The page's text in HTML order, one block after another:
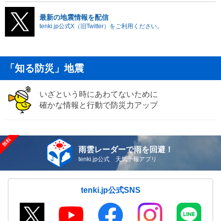
最新の地震情報を配信
tenki.jp公式X（旧Twitter）をご利用ください。
「知る防災」地震
いざという時にあわてないために
確かな情報と行動で防災力アップ
雨雲レーダーで雨を回避！
tenki.jp公式 天気予報アプリ
tenki.jp公式SNS